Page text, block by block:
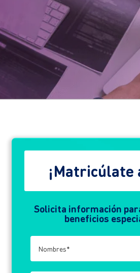
¡Matricúlate
Solicita información
beneficios